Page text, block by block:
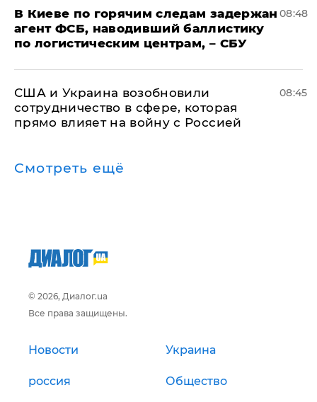
В Киеве по горячим следам задержан
агент ФСБ, наводивший баллистику
по логистическим центрам, – СБУ
08:48
США и Украина возобновили
сотрудничество в сфере, которая
прямо влияет на войну с Россией
08:45
Смотреть ещё
© 2026, Диалог.ua
Все права защищены.
Новости Украина
россия Общество